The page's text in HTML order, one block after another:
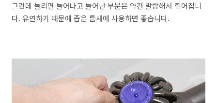
그런데 늘리면 늘어나고 늘어난 부분은 약간 말랑해서 휘어집니
다. 유연하기 때문에 좁은 틈새에 사용하면 좋습니다.